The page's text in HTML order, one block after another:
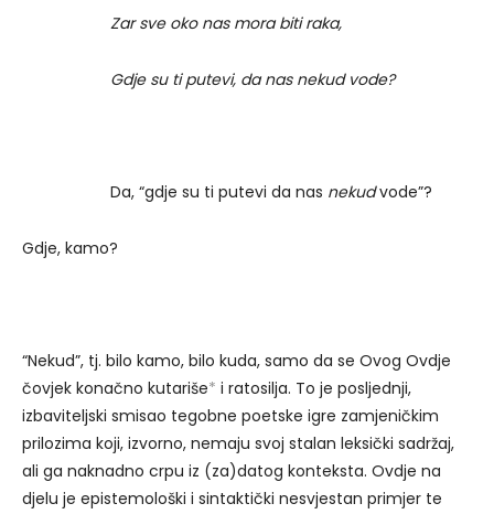
Zar sve oko nas mora biti raka,
Gdje su ti putevi, da nas nekud vode?
Da, “gdje su ti putevi da nas nekudvode”?
Gdje, kamo?
“Nekud”, tj. bilo kamo, bilo kuda, samo da se Ovog Ovdje
čovjek konačno kutariše* i ratosilja. To je posljednji,
izbaviteljski smisao tegobne poetske igre zamjeničkim
prilozima koji, izvorno, nemaju svoj stalan leksički sadržaj,
ali ga naknadno crpu iz (za)datog konteksta. Ovdje na
djelu je epistemološki i sintaktički nesvjestan primjer te